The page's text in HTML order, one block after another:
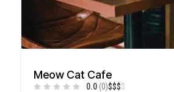
Meow Cat Cafe
0.0 (0)$$$$